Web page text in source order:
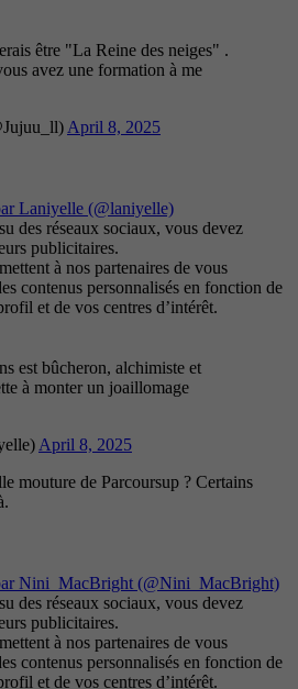
être "La Reine des neiges" .
avez une formation à me
April 8, 2025
Laniyelle (@laniyelle)
des réseaux sociaux, vous devez
publicitaires.
à nos partenaires de vous
contenus personnalisés en fonction de
et de vos centres d’intérêt.
est bûcheron, alchimiste et
à monter un joaillomage
April 8, 2025
mouture de Parcoursup ? Certains
Nini_MacBright (@Nini_MacBright)
des réseaux sociaux, vous devez
publicitaires.
à nos partenaires de vous
contenus personnalisés en fonction de
et de vos centres d’intérêt.